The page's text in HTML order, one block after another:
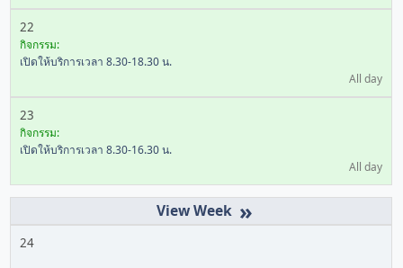
22
กิจกรรม:
เปิดให้บริการเวลา 8.30-18.30 น.
All day
23
กิจกรรม:
เปิดให้บริการเวลา 8.30-16.30 น.
All day
»
24